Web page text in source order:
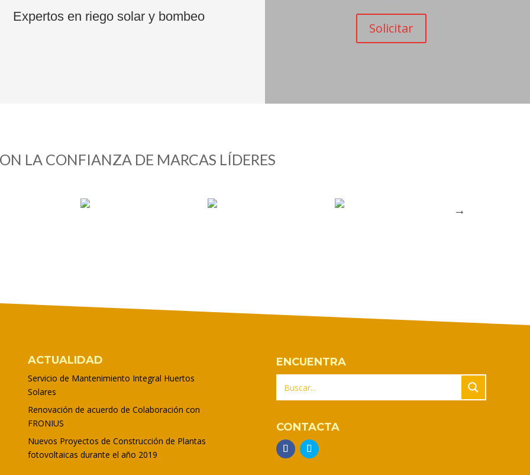
Expertos en riego solar y bombeo
LA CONFIANZA DE MARCAS LÍDERES
ACTUALIDAD
Servicio de Mantenimiento Integral Huertos
Solares
Renovación de acuerdo de Colaboración con
FRONIUS
Nuevos Proyectos de Construcción de Plantas
fotovoltaicas durante el año 2019
ENCUENTRA
CONTACTA